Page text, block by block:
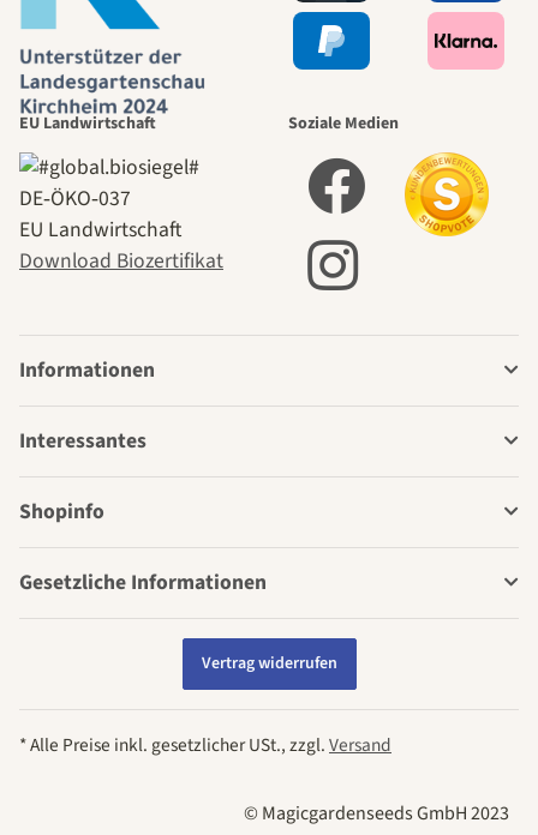
EU Landwirtschaft
DE‑ÖKO‑037
EU Landwirtschaft
Download Biozertifikat
Soziale Medien
Informationen
Interessantes
Shopinfo
Gesetzliche Informationen
Vertrag widerrufen
* Alle Preise inkl. gesetzlicher USt., zzgl.Versand
© Magicgardenseeds GmbH 2023